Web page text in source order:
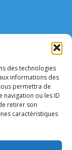
des technologies
informations des
permettra de
ou les ID
retirer son
caractéristiques